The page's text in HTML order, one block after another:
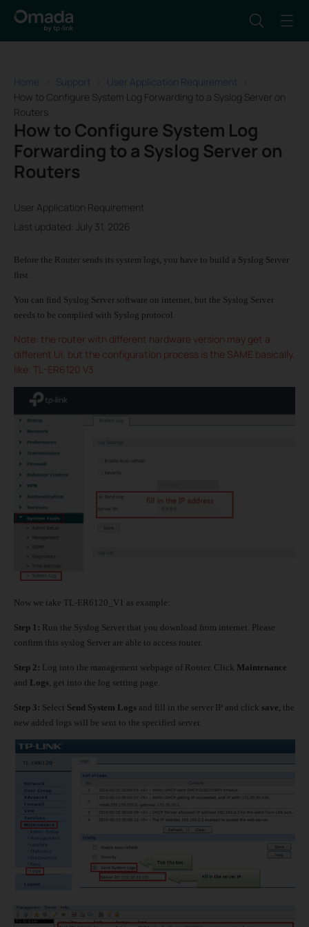
Home Support
User Application Requirement
How to Configure System Log Forwarding to a Syslog Server on
Routers
How to Configure System Log
Forwarding to a Syslog Server on
Routers
User Application Requirement
Last updated: July 31, 2026
Before the Router sends its system logs, you have to build a Syslog Server
first.
You can find Syslog Server software on internet, but the Syslog Server
needs to be complied with Syslog protocol.
Note: the router with different hardware version may get a
different UI, but the configuration process is the SAME basically,
like: TL-ER6120 V3
Now we take TL-ER6120_V1 as example:
Step 1: Run the Syslog Server that you download from internet. Please
confirm this syslog Server are able to access router.
Step 2: Log into the management webpage of Router. Click Maintenance
and Logs, get into the log setting page.
Step 3: Select Send System Logs and fill in the server IP and click save, the
new added logs will be sent to the specified server.